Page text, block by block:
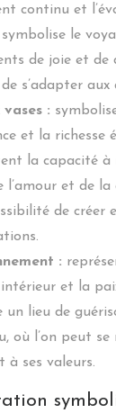
continu et
le
de joie et de
s’adapter aux
vases :
et la richesse
la capacité à
l’amour et de la
de créer
:
et la
un lieu de
où l’on peut
à ses valeurs.